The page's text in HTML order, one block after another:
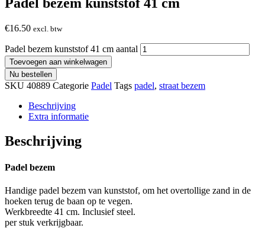
€16.50 excl. btw
Padel bezem kunststof 41 cm aantal
Toevoegen aan winkelwagen
Nu bestellen
SKU 40889 Categorie Padel Tags padel, straat bezem
Beschrijving
Extra informatie
Beschrijving
Padel bezem
Handige padel bezem van kunststof, om het overtollige zand in de
hoeken terug de baan op te vegen.
Werkbreedte 41 cm. Inclusief steel.
per stuk verkrijgbaar.